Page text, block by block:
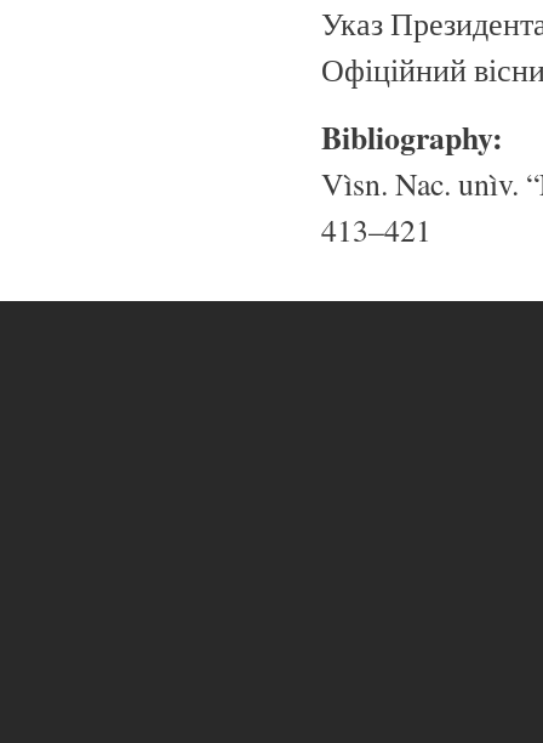
Указ
Офіційний
Bibliography:
Vìsn. Nac. unìv.
413–421